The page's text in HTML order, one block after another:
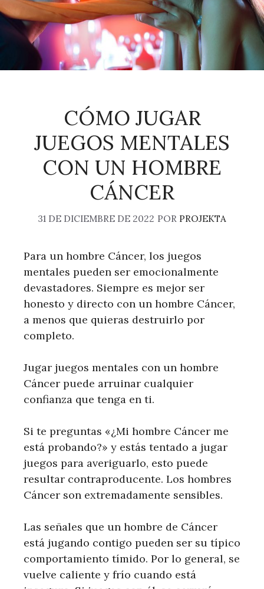
CÓMO JUGAR
JUEGOS MENTALES
CON UN HOMBRE
CÁNCER
31 DE DICIEMBRE DE 2022 POR PROJEKTA
Para un hombre Cáncer, los juegos
mentales pueden ser emocionalmente
devastadores. Siempre es mejor ser
honesto y directo con un hombre Cáncer,
a menos que quieras destruirlo por
completo.
Jugar juegos mentales con un hombre
Cáncer puede arruinar cualquier
confianza que tenga en ti.
Si te preguntas «¿Mi hombre Cáncer me
está probando?» y estás tentado a jugar
juegos para averiguarlo, esto puede
resultar contraproducente. Los hombres
Cáncer son extremadamente sensibles.
Las señales que un hombre de Cáncer
está jugando contigo pueden ser su típico
comportamiento tímido. Por lo general, se
vuelve caliente y frío cuando está